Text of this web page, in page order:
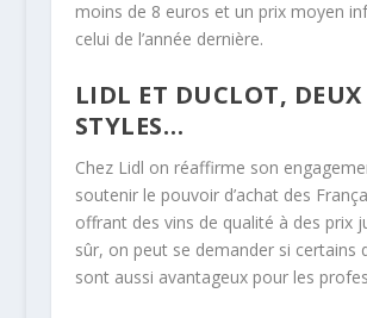
moins de 8 euros et un prix moyen
celui de l’année dernière.
LIDL ET DUCLOT, DEUX
STYLES…
Chez Lidl on réaffirme son
soutenir le pouvoir d’achat des
offrant des vins de qualité à des prix
sûr, on peut se demander si certains
sont aussi avantageux pour les